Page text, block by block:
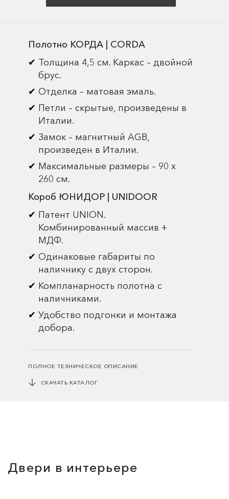
Полотно КОРДА | CORDA
Толщина 4,5 см. Каркас – двойной
брус.
Отделка – матовая эмаль.
Петли – скрытые, произведены в
Италии.
Замок – магнитный AGB,
произведен в Италии.
Максимальные размеры – 90 х
260 см.
Короб ЮНИДОР | UNIDOOR
Патент UNION.
Комбинированный массив +
МДФ.
Одинаковые габариты по
наличнику с двух сторон.
Компланарность полотна с
наличниками.
Удобство подгонки и монтажа
добора.
ПОЛНОЕ ТЕХНИЧЕСКОЕ ОПИСАНИЕ
СКАЧАТЬ КАТАЛОГ
Двери в интерьере